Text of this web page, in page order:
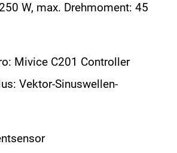
W, max. Drehmoment: 45
Mivice C201 Controller
Vektor-Sinuswellen-